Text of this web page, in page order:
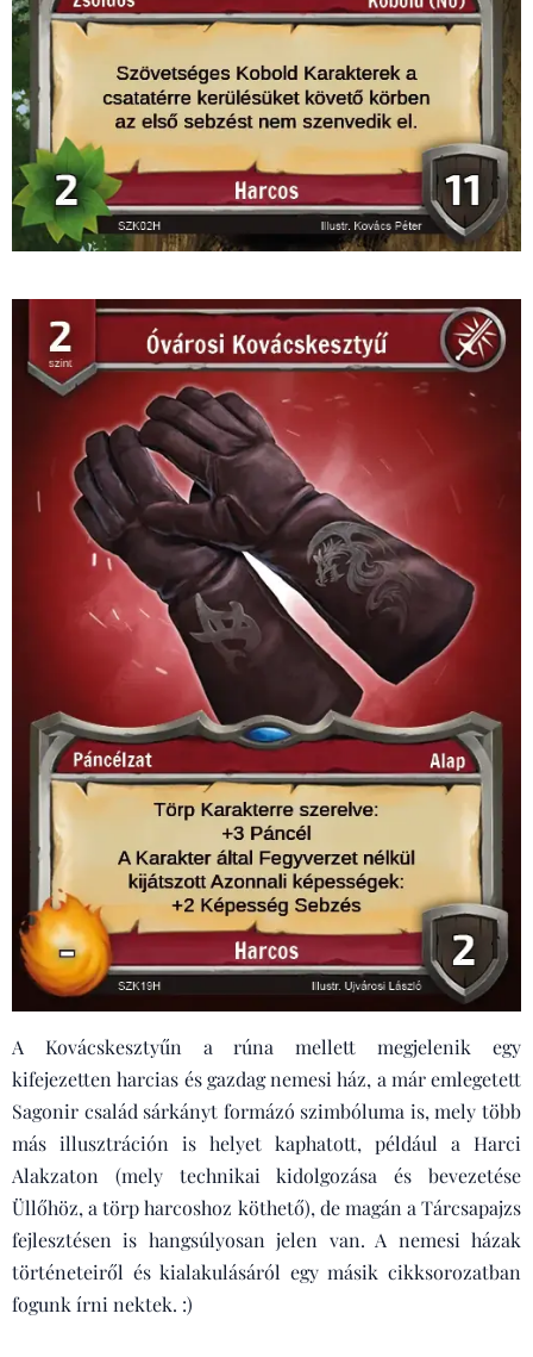
A Kovácskesztyűn a rúna mellett megjelenik egy
kifejezetten harcias és gazdag nemesi ház, a már emlegetett
Sagonir család sárkányt formázó szimbóluma is, mely több
más illusztráción is helyet kaphatott, például a Harci
Alakzaton (mely technikai kidolgozása és bevezetése
Üllőhöz, a törp harcoshoz köthető), de magán a Tárcsapajzs
fejlesztésen is hangsúlyosan jelen van. A nemesi házak
történeteiről és kialakulásáról egy másik cikksorozatban
fogunk írni nektek. :)